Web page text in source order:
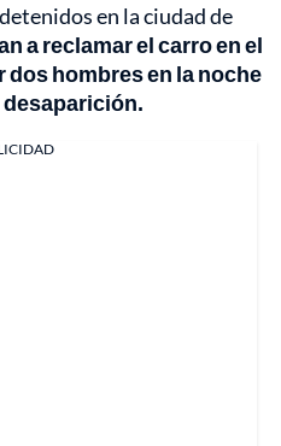
en la ciudad de
a reclamar el carro en el
dos hombres en la noche
desaparición.